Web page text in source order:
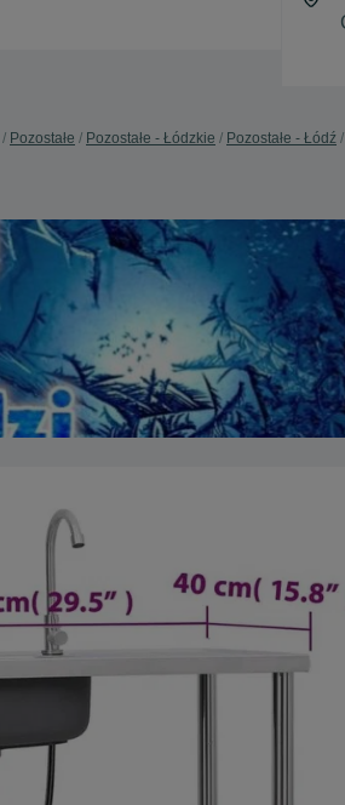
Pozostałe Pozostałe - Łódzkie Pozostałe - Łódź